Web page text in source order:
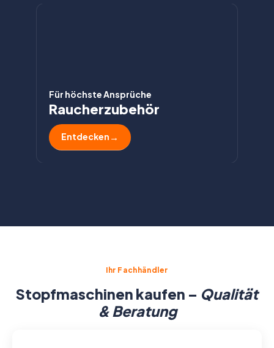
Für höchste Ansprüche
Raucherzubehör
Entdecken
Ihr Fachhändler
Stopfmaschinen kaufen – Qualität
& Beratung